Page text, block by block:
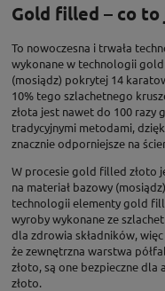
Gold filled – co to
To nowoczesna i trwała
wykonane w technologii
(mosiądz) pokrytej 14
10% tego szlachetnego
złota jest nawet do 100 razy
tradycyjnymi metodami,
znacznie odporniejsze na
W procesie gold filled złoto
na materiał bazowy
technologii elementy gold
wyroby wykonane ze
dla zdrowia składników,
że zewnętrzna warstwa
złoto, są one bezpieczne
złoto.